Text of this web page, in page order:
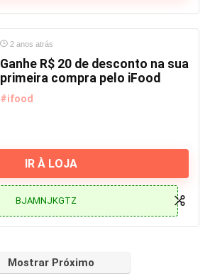
2 anos atrás
Ganhe R$ 20 de desconto na sua
primeira compra pelo iFood
#ifood
IR À LOJA
BJAMNJKGTZ
Mostrar Próximo